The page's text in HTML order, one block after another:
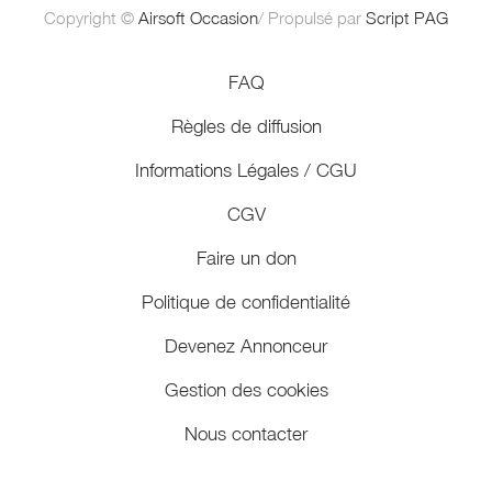
Copyright © Airsoft Occasion/ Propulsé par Script PAG
FAQ
Règles de diffusion
Informations Légales / CGU
CGV
Faire un don
Politique de confidentialité
Devenez Annonceur
Gestion des cookies
Nous contacter